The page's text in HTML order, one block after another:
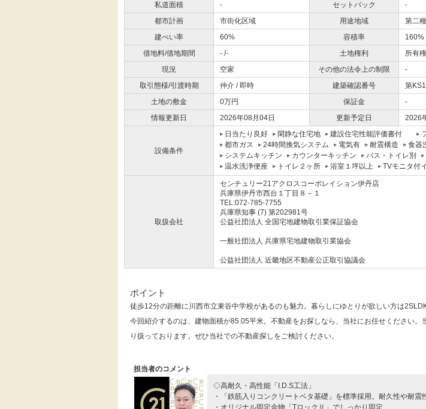
私道面積
- セットバック
-
都市計画
市街化区域 用途地域
第二
建ぺい率
60% 容積率
160%
借地料/借地期間
- /- 土地権利
所有権
現況
空家 その他の法令上の制限
-
取引態様/引渡時期
仲介 / 即時 建築確認番号
第
土地の敷金
0万円 保証金
-
情報更新日
2026年08月04日 更新予定日 2026
設備条件
日当たり良好 閑静な住宅地 建設住宅性能評価書付
都市ガス
24時間換気システム 電気有 耐震構造
食器
システムキッチン
カウンターキッチン バス・トイレ別
温水洗浄便座
トイレ２ヶ所 浴室１坪以上 TVモニタ付
取扱会社
センチュリー21アクロスコーポレイション伊丹店
兵庫県伊丹市西台１丁目８－１
TEL:072-785-7755
兵庫県知事 (7) 第202981号
公益社団法人 全国宅地建物取引業保証協会
一般社団法人 兵庫県宅地建物取引業協会
公益社団法人 近畿地区不動産公正取引協議会
ポイント
徒歩12分の距離に川西市立東谷中学校があるのも魅力。暮らしにゆとりが欲しい方は
今回紹介するのは、建物面積が85.05平米。不動産をお探しなら、当社にお任せください。
り扱っております。ぜひ当社での不動産探しをご検討ください。
担当者のコメント
◇高耐久・高性能「I.D.S工法」
・「鉄筋入りコンクリートベタ基礎」を標準採用。耐久性や耐震
・オリジナル固定金物「TロックⅡ」でしっかり固定